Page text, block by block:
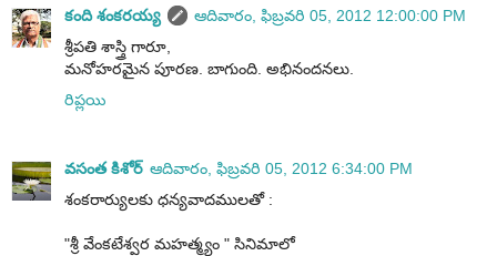
కంది శంకరయ్య
ఆదివారం, ఫిబ్రవరి 05, 2012 12:00:00 PM
శ్రీపతి శాస్త్రి గారూ,
మనోహరమైన పూరణ. బాగుంది. అభినందనలు.
రిప్లయి
వసంత కిశోర్ ఆదివారం, ఫిబ్రవరి 05, 2012 6:34:00 PM
శంకరార్యులకు ధన్యవాదములతో :
"శ్రీ వేంకటేశ్వర మహత్మ్యం " సినిమాలో